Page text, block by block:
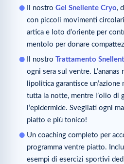
Il nostro Gel Snellente Cryo,
con piccoli movimenti
artica e loto d’oriente per
mentolo per donare
Il nostro Trattamento
ogni sera sul ventre.
lipolitica garantisce
tutta la notte, mentre l’olio di
l’epidermide. Svegliati ogni
piatto e più tonico!
Un coaching completo per
programma ventre piatto.
esempi di esercizi sportivi